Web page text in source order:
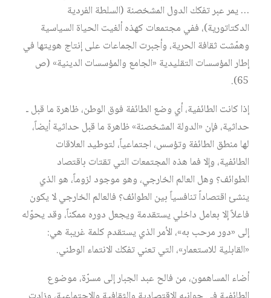
… يمر عبر تفكك الدول المشخصنة (السلطة الفردية
الدكتاتورية)، ففي مجتمعات كهذه ألغيت الحياة السياسية
وهمّشت ثقافة الحرية، وأجبرت الجماعات على إنتاج هويتها في
إطار المؤسسات التقليدية «الجامع والمؤسسات الدينية» (ص
65).
إذا كانت الطائفية، أي وضع الطائفة فوق الوطن، ظاهرة ما قبل ـ
حداثية، فإن «الدولة المشخصنة» ظاهرة ما قبل حداثية أيضاً،
لها منطق الطائفة وتؤسس، اجتماعياً، لتوطيد العلاقات
الطائفية، وإلا فما هذه المجتمعات التي تقتات باقتصاد
الطوائف؟ وهل العالم الخارجي، وهو موجود لزوماً، هو الذي
ينشئ اقتصاداً تنافسياً بين الطوائف؟ فالعالم الخارجي لا يكون
فاعلاً إلا بعامل داخلي يستقدمة ويجعل دوره ممكناً، وقد يحوّله
إلى «دور مرحب به»، الأمر الذي يستقدم كلمة غريبة هي:
«القابلية للاستعمار»، التي تعني تفكك الانتماء الوطني.
أضاء المساهمون، من فالح عبد الجبار إلى مسرّة، موضوع